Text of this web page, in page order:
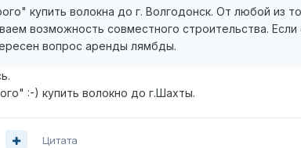
купить волокна до г. Волгодонск. От любой из
возможность совместного строительства.
вопрос аренды лямбды.
:-) купить волокно до г.Шахты.
Цитата